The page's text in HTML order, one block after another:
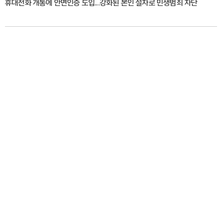
휴대전화 개통에 안면인증 도입...강화된 본인 절차로 민생범죄 차단